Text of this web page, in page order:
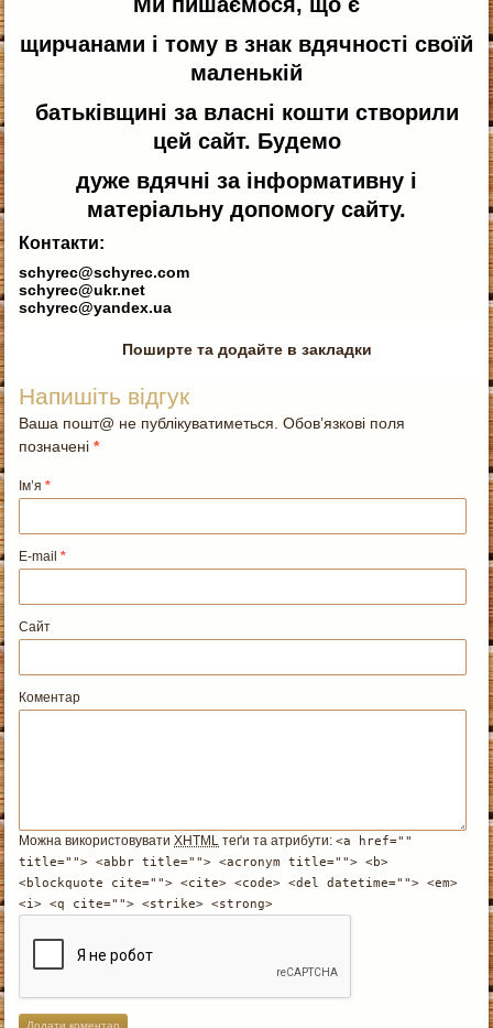
щирчанами і тому в знак вдячності своїй
маленькій
батьківщині за власні кошти створили
цей сайт. Будемо
дуже вдячні за інформативну і
матеріальну допомогу сайту.
Контакти:
schyrec@schyrec.com
schyrec@ukr.net
schyrec@yandex.ua
Поширте та додайте в закладки
Напишіть відгук
Ваша пошт@ не публікуватиметься. Обов’язкові поля
позначені*
Ім’я*
E-mail*
Сайт
Коментар
Можна використовуватиXHTML теґи та атрибути:<a href=""
title=""> <abbr title=""> <acronym title=""> <b>
<blockquote cite=""> <cite> <code> <del datetime=""> <em>
<i> <q cite=""> <strike> <strong>